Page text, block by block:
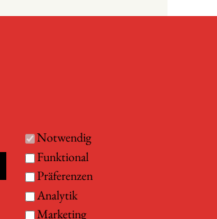
ZURÜCK
Notwendig
Funktional
Präferenzen
Analytik
Marketing